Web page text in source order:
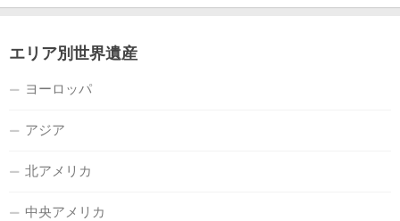
エリア別世界遺産
ヨーロッパ
アジア
北アメリカ
中央アメリカ